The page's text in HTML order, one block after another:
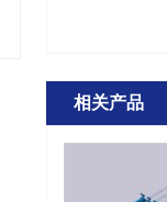
相关产品